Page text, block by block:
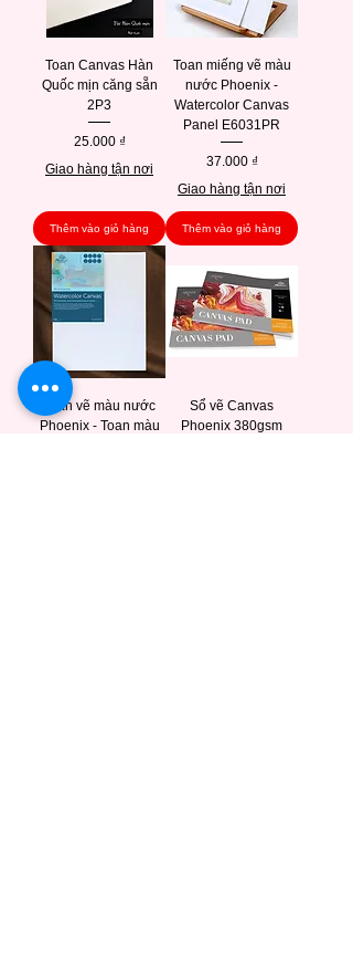
Toan Canvas Hàn
Quốc mịn căng sẵn
2P3
Giá
25.000 ₫
Giao hàng tận nơi
Thêm vào giỏ hàng
Toan miếng vẽ màu
nước Phoenix -
Watercolor Canvas
Panel E6031PR
Giá
37.000 ₫
Giao hàng tận nơi
Thêm vào giỏ hàng
Toan vẽ màu nước
Phoenix - Toan màu
Sổ vẽ Canvas
Phoenix 380gsm